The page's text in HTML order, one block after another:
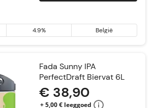
4.9% België
Fada Sunny IPA
PerfectDraft Biervat 6L
€ 38,90
+ 5,00 € leeggoed